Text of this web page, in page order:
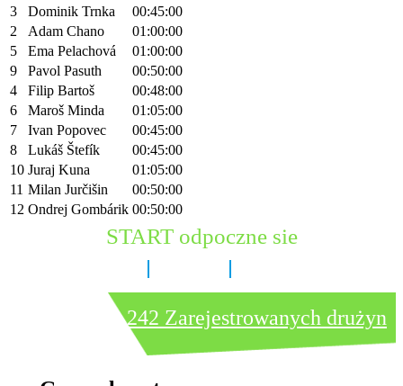
3
Dominik Trnka
00:45:00
2
Adam Chano
01:00:00
5
Ema Pelachová
01:00:00
9
Pavol Pasuth
00:50:00
4
Filip Bartoš
00:48:00
6
Maroš Minda
01:05:00
7
Ivan Popovec
00:45:00
8
Lukáš Štefík
00:45:00
10 Juraj Kuna
01:05:00
11 Milan Jurčišin
00:50:00
12 Ondrej Gombárik 00:50:00
START odpoczne sie
242 Zarejestrowanych drużyn